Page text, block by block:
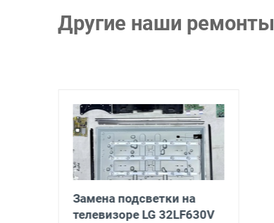
Другие наши ремонты
Переклейка тачскрина на
Apple Watch SE